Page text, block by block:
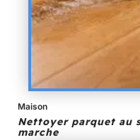
Maison
Nettoyer parquet au
marche